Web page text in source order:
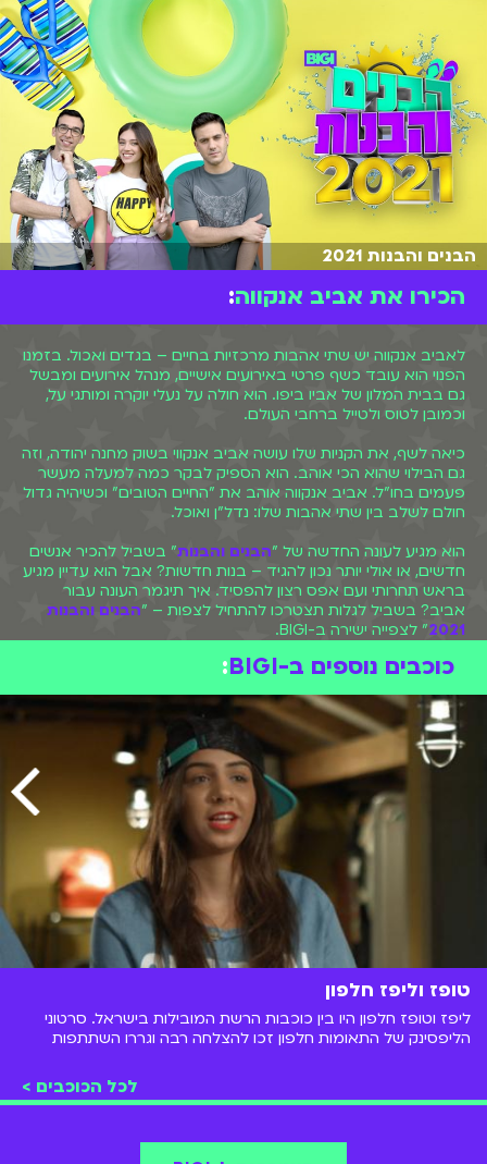
הבנים והבנות 2021
הכירו את אביב אנקווה:
לאביב אנקווה יש שתי אהבות מרכזיות בחיים – בגדים ואכול. בזמנו
הפנוי הוא עובד כשף פרטי באירועים אישיים, מנהל אירועים ומבשל
גם בבית המלון של אביו ביפו. הוא חולה על נעלי יוקרה ומותגי על,
וכמובן לטוס ולטייל ברחבי העולם.
כיאה לשף, את הקניות שלו עושה אביב אנקווי בשוק מחנה יהודה, וזה
גם הבילוי שהוא הכי אוהב. הוא הספיק לבקר כמה למעלה מעשר
פעמים בחו"ל. אביב אנקווה אוהב את "החיים הטובים" וכשיהיה גדול
חולם לשלב בין שתי אהבות שלו: נדל"ן ואוכל.
הוא מגיע לעונה החדשה של "הבנים והבנות" בשביל להכיר אנשים
חדשים, או אולי יותר נכון להגיד – בנות חדשות? אבל הוא עדיין מגיע
בראש תחרותי ועם אפס רצון להפסיד. איך תיגמר העונה עבור
אביב? בשביל לגלות תצטרכו להתחיל לצפות – "הבנים והבנות
2021" לצפייה ישירה ב-BIGI.
כוכבים נוספים ב-BIGI :
טופז וליפז חלפון
ליפז וטופז חלפון היו בין כוכבות הרשת המובילות בישראל. סרטוני
הליפסינק של התאומות חלפון זכו להצלחה רבה וגררו השתתפות
לכל הכוכבים >